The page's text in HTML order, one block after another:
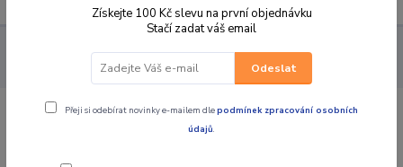
MOTOCYKLY CFMOTO Adventure
CFMOTO 450MT-RX
CFMOTO 450MT-RX Zephyr Blue E5+
Získejte 100 Kč slevu na první objednávku
Stačí zadat váš email
Odeslat
Přeji si odebírat novinky e-mailem dlepodmínek zpracování osobních
údajů.